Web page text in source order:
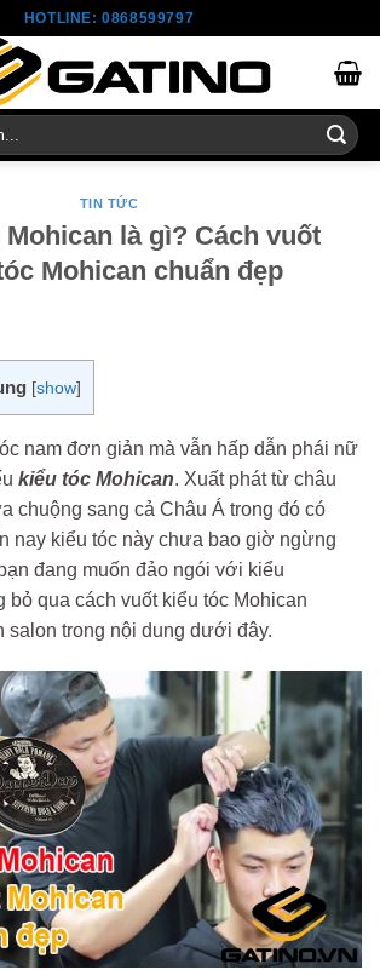
HOTLINE: 0868599797
TIN TỨC
là gì? Cách vuốt
Mohican chuẩn đẹp
[show]
nam đơn giản mà vẫn hấp dẫn phái nữ
kiểu tóc Mohican. Xuất phát từ châu
chuộng sang cả Châu Á trong đó có
nay kiểu tóc này chưa bao giờ ngừng
đang muốn đảo ngói với kiểu
bỏ qua cách vuốt kiểu tóc Mohican
salon trong nội dung dưới đây.